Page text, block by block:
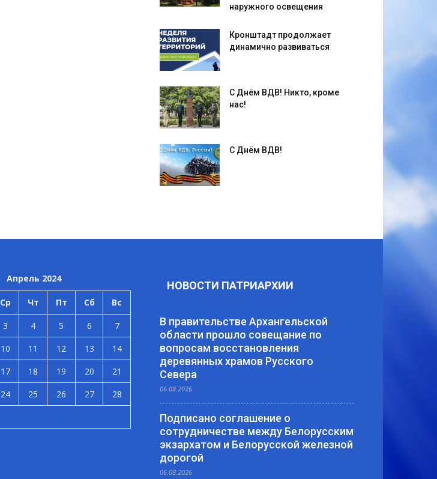
наружного освещения
Кронштадт продолжает
динамично развиваться
С Днём ВДВ! Никто, кроме
нас!
С Днём ВДВ!
Апрель 2024
Ср Чт Пт Сб Вс
3 4 5 6
7
10 11 12 13
14
17 18 19 20
21
24 25 26 27
28
НОВОСТИ ПАТРИАРХИИ
В правительстве Архангельской
области прошло совещание по
вопросам восстановления
деревянных храмов Русского
Севера
06.08.2026
Подписано соглашение о
сотрудничестве между Белорусским
экзархатом и Белорусской железной
дорогой
06.08.2026